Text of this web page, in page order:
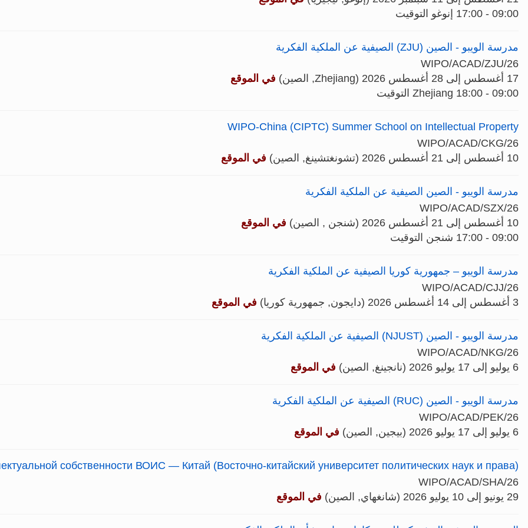
09:00 - 17:00 إنوغو التوقيت
مدرسة الويبو - الصين (ZJU) الصيفية عن الملكية الفكرية
WIPO/ACAD/ZJU/26
17 أغسطس إلى 28 أغسطس 2026 (Zhejiang, الصين)
في الموقع
09:00 - 18:00 Zhejiang التوقيت
WIPO-China (CIPTC) Summer School on Intellectual Property
WIPO/ACAD/CKG/26
10 أغسطس إلى 21 أغسطس 2026 (تشونغتشينغ, الصين)
في الموقع
مدرسة الويبو - الصين الصيفية عن الملكية الفكرية
WIPO/ACAD/SZX/26
10 أغسطس إلى 21 أغسطس 2026 (شنجن , الصين)
في الموقع
09:00 - 17:00 شنجن التوقيت
مدرسة الويبو – جمهورية كوريا الصيفية عن الملكية الفكرية
WIPO/ACAD/CJJ/26
3 أغسطس إلى 14 أغسطس 2026 (دايجون, جمهورية كوريا)
في الموقع
مدرسة الويبو - الصين (NJUST) الصيفية عن الملكية الفكرية
WIPO/ACAD/NKG/26
6 يوليو إلى 17 يوليو 2026 (نانجينغ, الصين)
في الموقع
مدرسة الويبو - الصين (RUC) الصيفية عن الملكية الفكرية
WIPO/ACAD/PEK/26
6 يوليو إلى 17 يوليو 2026 (بيجين, الصين)
في الموقع
собственности ВОИС — Китай (Восточно-китайский университет политических наук и права)
WIPO/ACAD/SHA/26
29 يونيو إلى 10 يوليو 2026 (شانغهاي, الصين)
في الموقع